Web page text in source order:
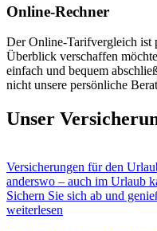
Online-Rechner
Der Online-Tarifvergleich ist
Überblick verschaffen
einfach und bequem
nicht unsere persönliche
Unser
Versicherungen für den
anderswo – auch im Urlaub
Sichern Sie sich ab und
weiterlesen